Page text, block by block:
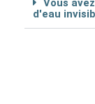
d'eau